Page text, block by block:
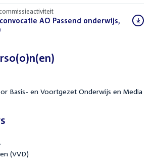
AO Passend onderwijs,
(PDF)
Basis- en Voortgezet Onderwijs en Media
(VVD)